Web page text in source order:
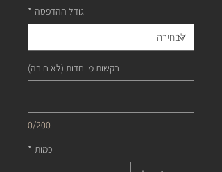
גודל ההדפסה *
בקשות מיוחדות (לא חובה)
0/200
כמות *